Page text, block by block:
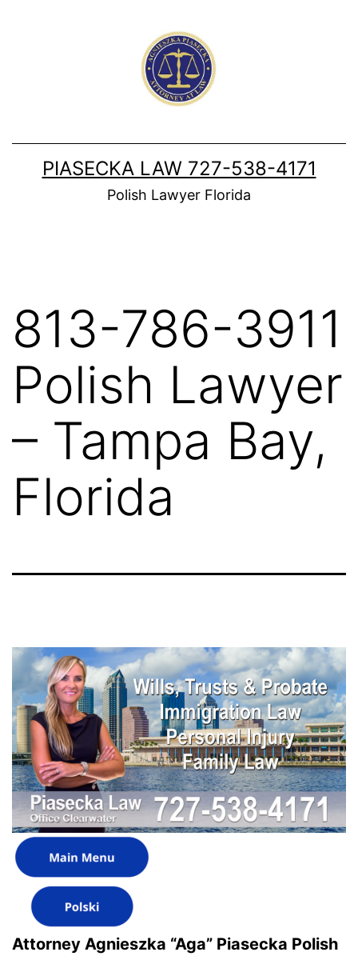
PIASECKA LAW 727-538-4171
Polish Lawyer Florida
813-786-3911
Polish Lawyer
– Tampa Bay,
Florida
Attorney Agnieszka “Aga” Piasecka Polish